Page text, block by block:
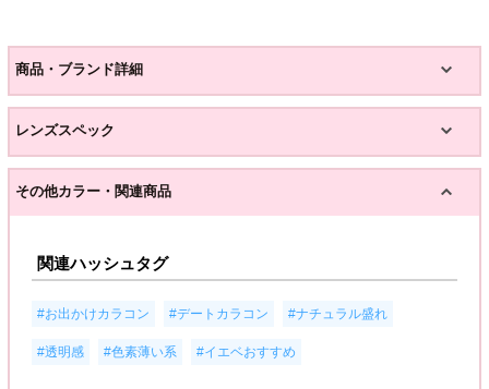
商品・ブランド詳細
レンズスペック
その他カラー・関連商品
関連ハッシュタグ
#お出かけカラコン #デートカラコン #ナチュラル盛れ
#透明感 #色素薄い系 #イエベおすすめ